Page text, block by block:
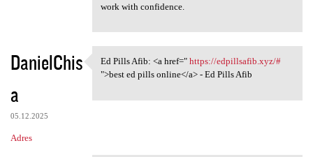
work with confidence.
DanielChis
a
05.12.2025
Adres
Ed Pills Afib: <a href="
Ed Pills Afib: <a href=" https://edpillsafib.xyz/#
">best ed pills online</a> - Ed Pills Afib